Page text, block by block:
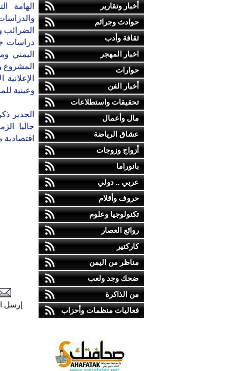
أخبار وتقارير
حوادث وجرائم
ثقافة وأدب
اخبار المهجر
حوارات
أخبار الفن
تحقيقات واستطلاعات
مال وأعمال
عشاق الرياضة
أزواج وزوجات
بانوراما
عربي .. دولي
حروف وأقلام
تكنولوجيا وعلوم
روائع العصار
كاركتير
مناظر من اليمن
ضحك وجد ولعب
من الذاكرة
فعاليات منظمات وأحزاب
الهامة
الضرائب
دراسات
اليمني
المشروع
وعينية
الجدير
حاليا
إرسل